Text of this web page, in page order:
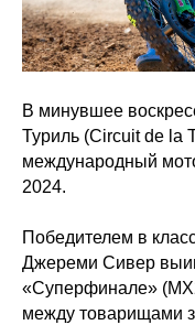
В минувшее
Туриль (Circuit de la
международный
2024.
Победителем в
Джереми Сивер
«Суперфинале»
между товарищами